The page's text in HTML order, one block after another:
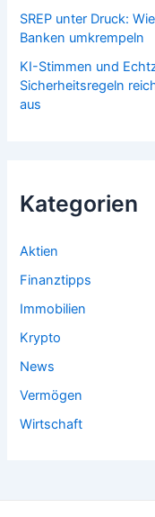
SREP unter Druck:
Banken umkrempeln
KI-Stimmen und
Sicherheitsregeln
aus
Kategorien
Aktien
Finanztipps
Immobilien
Krypto
News
Vermögen
Wirtschaft